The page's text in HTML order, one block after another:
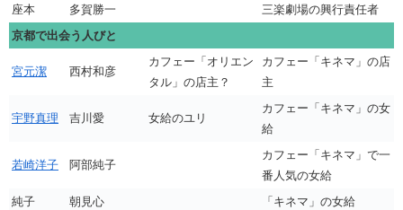
座本
多賀勝一
三楽劇場の興行責任者
京都で出会う人びと
宮元潔 西村和彦
カフェー「オリエン
タル」の店主？
カフェー「キネマ」の店
主
宇野真理 吉川愛 女給のユリ
カフェー「キネマ」の女
給
若崎洋子 阿部純子
カフェー「キネマ」で一
番人気の女給
純子
朝見心
「キネマ」の女給